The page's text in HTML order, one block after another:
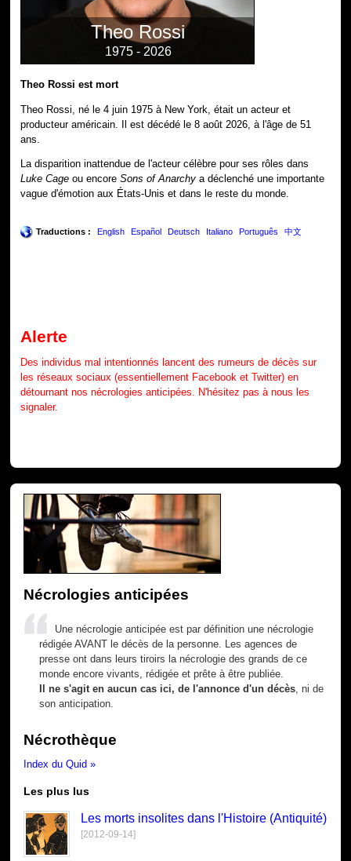
Theo Rossi
1975 - 2026
Theo Rossi est mort
Theo Rossi, né le 4 juin 1975 à New York, était un acteur et
producteur américain. Il est décédé le 8 août 2026, à l'âge de 51
ans.
La disparition inattendue de l'acteur célèbre pour ses rôles dans
Luke Cage ou encoreSons of Anarchy a déclenché une importante
vague d'émotion aux États-Unis et dans le reste du monde.
Traductions : English Español Deutsch Italiano Português 中文
Alerte
Des individus mal intentionnés lancent des rumeurs de décès sur
les réseaux sociaux (essentiellement Facebook et Twitter) en
détournant nos nécrologies anticipées. N'hésitez pas à nous les
signaler.
Nécrologies anticipées
Une nécrologie anticipée est par définition une nécrologie
rédigée AVANT le décès de la personne. Les agences de
presse ont dans leurs tiroirs la nécrologie des grands de ce
monde encore vivants, rédigée et prête à être publiée.
Il ne s'agit en aucun cas ici, de l'annonce d'un décès , ni de
son anticipation.
Nécrothèque
Index du Quid »
Les plus lus
Les morts insolites dans l'Histoire (Antiquité)
[2012-09-14]